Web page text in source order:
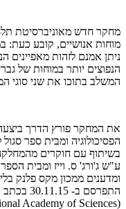
מוחות אנושיים, קובע כעת:
ניתן אמנם לזהות מאפיינים
הנפוצים יותר במוחות של
המשלב בתוכו את שני סוגי
את המחקר פורץ הדרך
הפסיכולוגיה ומבית ספר
בשיתוף עם חוקרים מהמחלקה
ע"ש ג'ורג' ס. וייז ומבית
ומדענים ממכון מקס פלנק
Academy of Sciences).